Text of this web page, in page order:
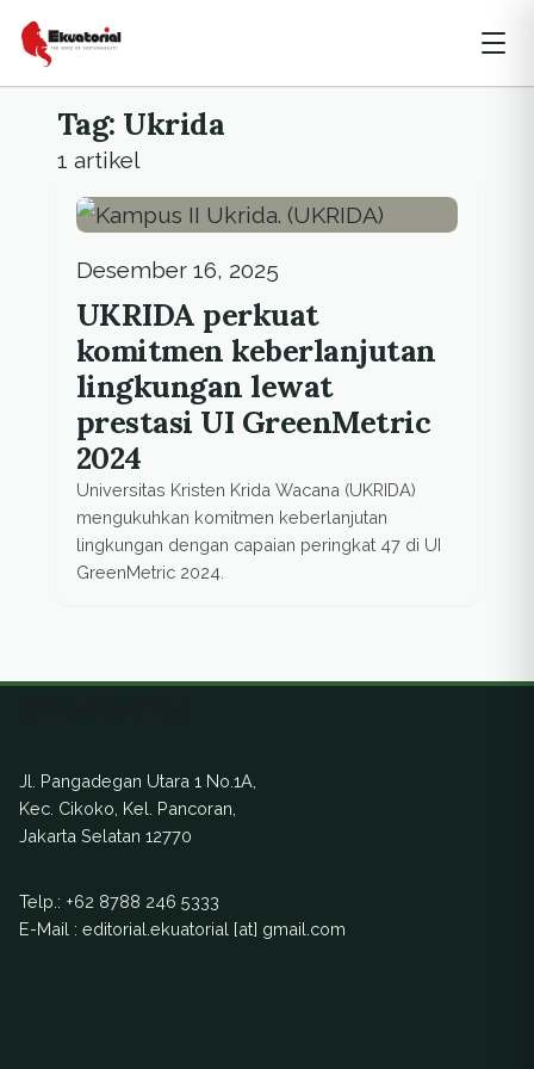
Tag: Ukrida
1 artikel
Desember 16, 2025
UKRIDA perkuat
komitmen keberlanjutan
lingkungan lewat
prestasi UI GreenMetric
2024
Universitas Kristen Krida Wacana (UKRIDA)
mengukuhkan komitmen keberlanjutan
lingkungan dengan capaian peringkat 47 di UI
GreenMetric 2024.
Jl. Pangadegan Utara 1 No.1A,
Kec. Cikoko, Kel. Pancoran,
Jakarta Selatan 12770
Telp.: +62 8788 246 5333
E-Mail : editorial.ekuatorial [at] gmail.com